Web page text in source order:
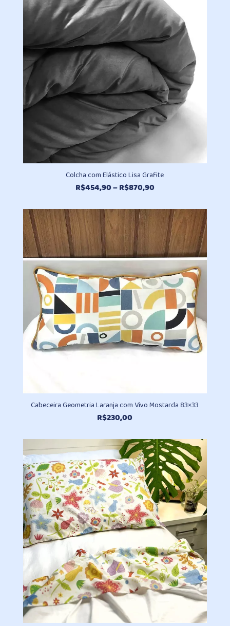
Colcha com Elástico Lisa Grafite
R$454,90–R$870,90Faixa
preço:
R$454,90
através
R$870,90
Cabeceira Geometria Laranja com Vivo Mostarda 83×33
R$230,00